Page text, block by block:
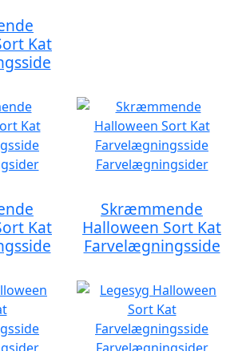
Kat
Kat
Skræmmende
Halloween Sort Kat
Farvelægningsside